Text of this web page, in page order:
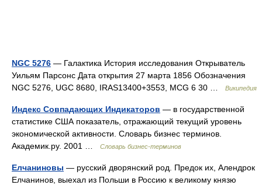
NGC 5276 — Галактика История исследования Открыватель
Уильям Парсонс Дата открытия 27 марта 1856 Обозначения
NGC 5276, UGC 8680, IRAS13400+3553, MCG 6 30 …
Википедия
Индекс Совпадающих Индикаторов — в государственной
статистике США показатель, отражающий текущий уровень
экономической активности. Словарь бизнес терминов.
Академик.ру. 2001 …
Словарь бизнес-терминов
Елчаниновы — русский дворянский род. Предок их, Алендрок
Елчанинов, выехал из Польши в Россию к великому князю